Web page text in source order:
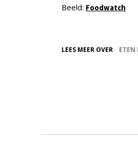
Beeld: Foodwatch
LEES MEER OVER ETEN